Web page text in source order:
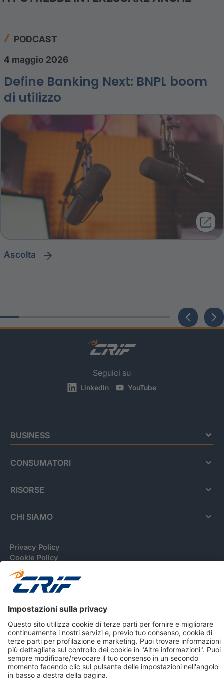
PODCAST
4 maggio 2026
Define Banking Next: BNPL boom
di utilizzo
ascolta
Seguici su
LinkedIn YouTube
BUSINESS
CONSUMATORI
RISORSE
CHI SIAMO
Privacy Policy
Cookie Policy
Informativa Dati Personali
CRIF Business Ethics
Accessibilità
Creditizie
© 2026 CRIF S.p.A. Tutti i diritti riservati.
Via della Beverara, 21 / 40131 Bologna / Italy Cap. Soc.